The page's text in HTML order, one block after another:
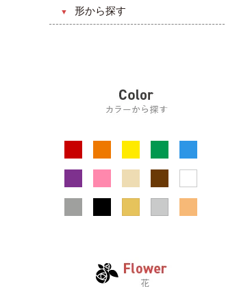
モダン系
ベルライン
開店・開設・移転
引っ越し・新築祝い
造花（アーティフィシャル）
形から探す
壁掛け